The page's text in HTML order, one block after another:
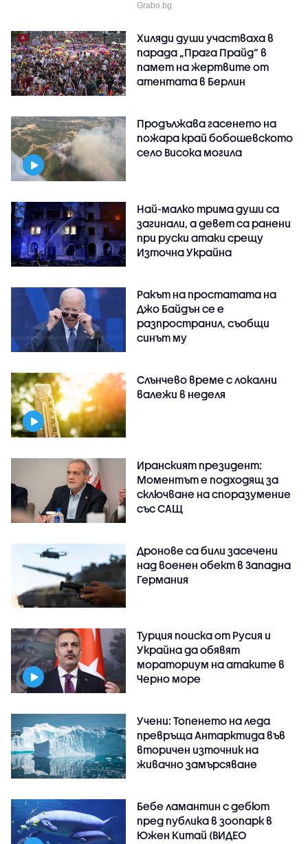
Grabo.bg
Хиляди души участваха в
парада „Прага Прайд“ в
памет на жертвите от
атентата в Берлин
Продължава гасенето на
пожара край бобошевското
село Висока могила
Най-малко трима души са
загинали, а девет са ранени
при руски атаки срещу
Източна Украйна
Ракът на простатата на
Джо Байдън се е
разпространил, съобщи
синът му
Слънчево време с локални
валежи в неделя
Иранският президент:
Моментът е подходящ за
сключване на споразумение
със САЩ
Дронове са били засечени
над военен обект в Западна
Германия
Турция поиска от Русия и
Украйна да обявят
мораториум на атаките в
Черно море
Учени: Топенето на леда
превръща Антарктида във
вторичен източник на
живачно замърсяване
Бебе ламантин с дебют
пред публика в зоопарк в
Южен Китай (ВИДЕО